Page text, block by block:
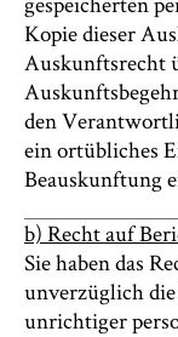
Kopie dieser
Auskunftsrecht
den
ein ortübliches
Beauskunftung
b) Recht auf
Sie haben das
unverzüglich
unrichtiger